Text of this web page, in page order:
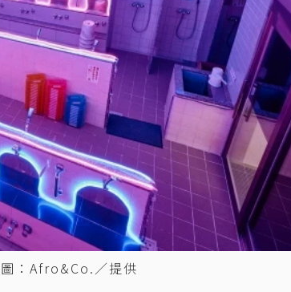
：Afro&Co.／提供